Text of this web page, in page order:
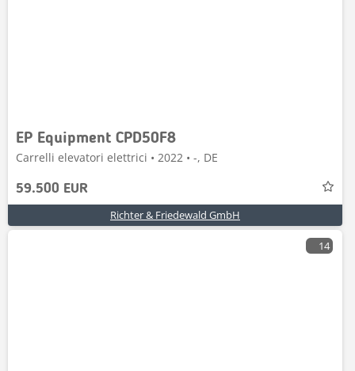
EP Equipment CPD50F8
Carrelli elevatori elettrici • 2022 • -, DE
59.500 EUR
Richter & Friedewald GmbH
14